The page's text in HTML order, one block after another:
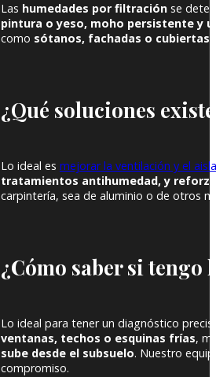
Las humedades por filtración se
pintura o yeso, moho persistente y
como sótanos, fachadas o cubiertas
¿Qué soluciones
Lo ideal es mejorar la ventilación y el
tratamientos antihumedad, y
carpintería, sea de aluminio o de otros
¿Cómo saber si
Lo ideal para tener un diagnóstico
ventanas, techos o esquinas frías,
sube desde el subsuelo. Nuestro
compromiso.